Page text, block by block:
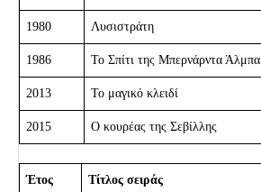
1980 Λυσιστράτη
1986 Το Σπίτι της Μπερνάρντα Άλμπα
2013 Το μαγικό κλειδί
2015 Ο κουρέας της Σεβίλλης
Έτος Τίτλος σειράς